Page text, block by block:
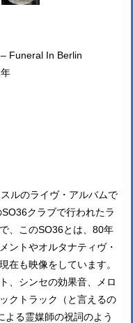
Funeral In Berlin
ルのライヴ・アルバムで
クラブで行われたラ
、このSO36とは、80年
ントやオルタナティヴ・
在も映像をしています。
、シンセの効果音、メロ
クトラック（と言えるの
よる霊媒師の祝詞のよう